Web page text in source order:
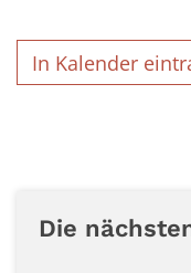
In Kalender
Die